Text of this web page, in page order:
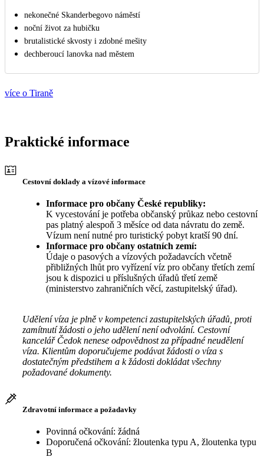
nekonečné Skanderbegovo náměstí
noční život za hubičku
brutalistické skvosty i zdobné mešity
dechberoucí lanovka nad městem
více o Tiraně
Praktické informace
Cestovní doklady a vízové informace
Informace pro občany České republiky:
K vycestování je potřeba občanský průkaz nebo cestovní
pas platný alespoň 3 měsíce od data návratu do země.
Vízum není nutné pro turistický pobyt kratší 90 dní.
Informace pro občany ostatních zemí:
Údaje o pasových a vízových požadavcích včetně
přibližných lhůt pro vyřízení víz pro občany třetích zemí
jsou k dispozici u příslušných úřadů třetí země
(ministerstvo zahraničních věcí, zastupitelský úřad).
Udělení víza je plně v kompetenci zastupitelských úřadů, proti
zamítnutí žádosti o jeho udělení není odvolání. Cestovní
kancelář Čedok nenese odpovědnost za případné neudělení
víza. Klientům doporučujeme podávat žádosti o víza s
dostatečným předstihem a k žádosti dokládat všechny
požadované dokumenty.
Zdravotní informace a požadavky
Povinná očkování: žádná
Doporučená očkování: žloutenka typu A, žloutenka typu
B